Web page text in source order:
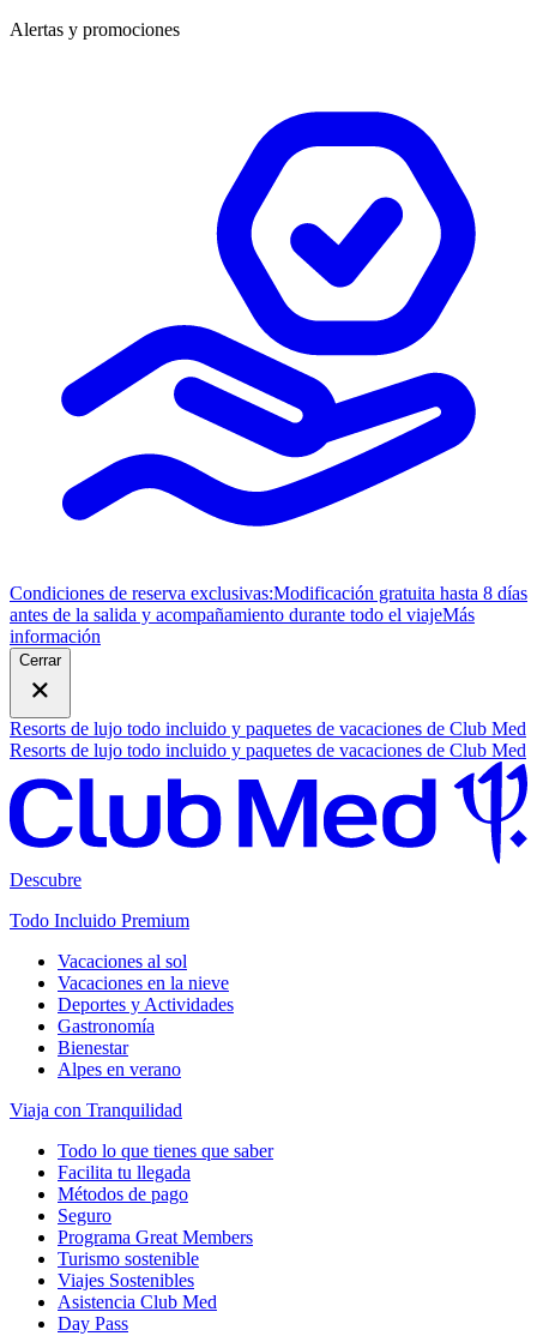
Alertas y promociones
Condiciones de reserva exclusivas:Modificación gratuita hasta 8 días
antes de la salida y acompañamiento durante todo el viajeMás
información
Cerrar
Resorts de lujo todo incluido y paquetes de vacaciones de Club Med
Resorts de lujo todo incluido y paquetes de vacaciones de Club Med
Descubre
Todo Incluido Premium
Vacaciones al sol
Vacaciones en la nieve
Deportes y Actividades
Gastronomía
Bienestar
Alpes en verano
Viaja con Tranquilidad
Todo lo que tienes que saber
Facilita tu llegada
Métodos de pago
Seguro
Programa Great Members
Turismo sostenible
Viajes Sostenibles
Asistencia Club Med
Day Pass